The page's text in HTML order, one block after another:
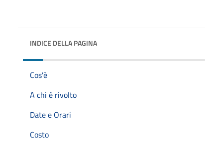
INDICE DELLA PAGINA
Cos'è
A chi è rivolto
Date e Orari
Costo